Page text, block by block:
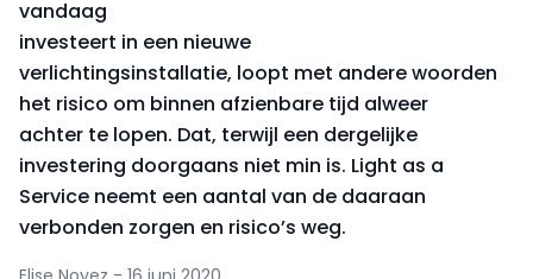
vandaag
investeert in een nieuwe
verlichtingsinstallatie, loopt met andere woorden
het risico om binnen afzienbare tijd alweer
achter te lopen. Dat, terwijl een dergelijke
investering doorgaans niet min is. Light as a
Service neemt een aantal van de daaraan
verbonden zorgen en risico’s weg.